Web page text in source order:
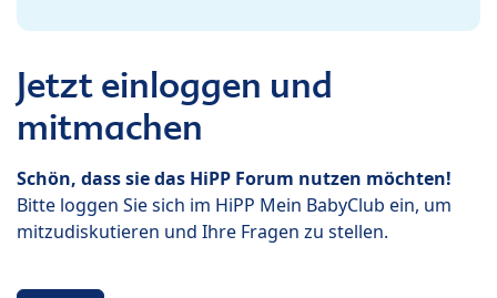
Jetzt einloggen und
mitmachen
Schön, dass sie das HiPP Forum nutzen möchten!
Bitte loggen Sie sich im HiPP Mein BabyClub ein, um
mitzudiskutieren und Ihre Fragen zu stellen.